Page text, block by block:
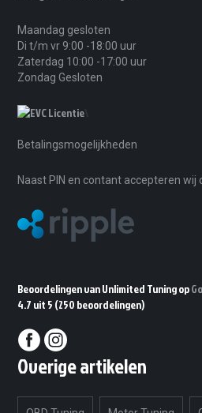
Maandag gesloten
Di t/m vr 9:00 -18:00 uur
Zaterdag 10:00 -17:00 uur
Zondag Gesloten
Betalingsmogelijkheden
Naast PIN en contant accepteren
Beoordelingen van Unlimited Tuning op
4.7 uit 5 (250 beoordelingen)
Overige artikelen